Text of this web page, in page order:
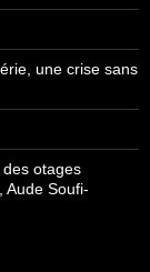
une crise sans
otages
Aude Soufi-